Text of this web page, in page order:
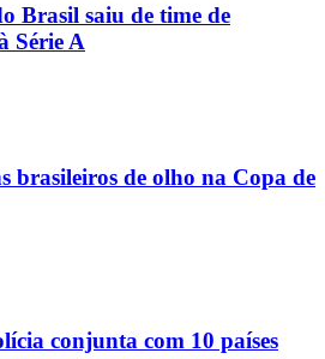
Brasil saiu de time de
Série A
brasileiros de olho na Copa de
conjunta com 10 países